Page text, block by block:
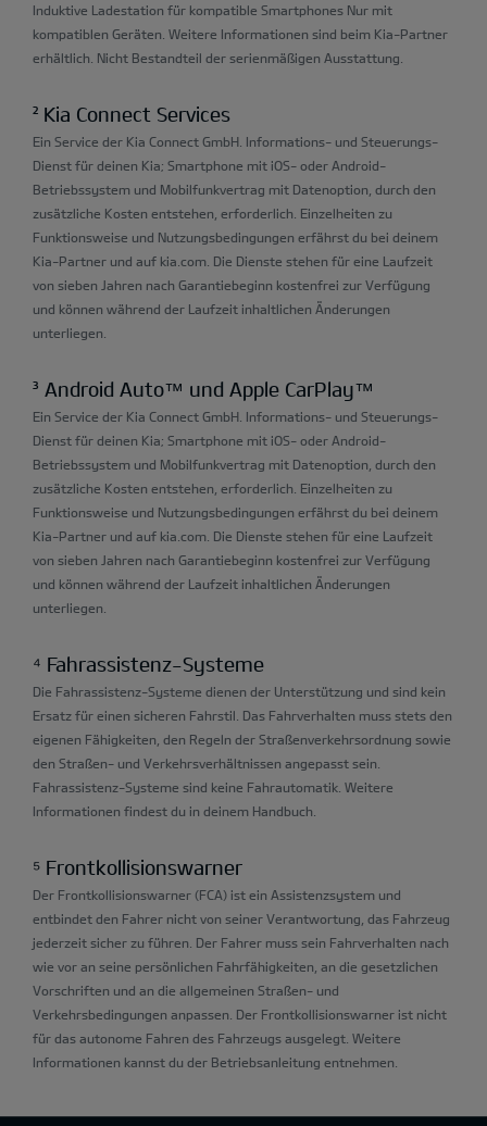
Induktive Ladestation für kompatible Smartphones Nur mit
kompatiblen Geräten. Weitere Informationen sind beim Kia-Partner
erhältlich. Nicht Bestandteil der serienmäßigen Ausstattung.
² Kia Connect Services
Ein Service der Kia Connect GmbH. Informations- und Steuerungs-
Dienst für deinen Kia; Smartphone mit iOS- oder Android-
Betriebssystem und Mobilfunkvertrag mit Datenoption, durch den
zusätzliche Kosten entstehen, erforderlich. Einzelheiten zu
Funktionsweise und Nutzungsbedingungen erfährst du bei deinem
Kia-Partner und auf kia.com. Die Dienste stehen für eine Laufzeit
von sieben Jahren nach Garantiebeginn kostenfrei zur Verfügung
und können während der Laufzeit inhaltlichen Änderungen
unterliegen.
³ Android Auto™ und Apple CarPlay™
Ein Service der Kia Connect GmbH. Informations- und Steuerungs-
Dienst für deinen Kia; Smartphone mit iOS- oder Android-
Betriebssystem und Mobilfunkvertrag mit Datenoption, durch den
zusätzliche Kosten entstehen, erforderlich. Einzelheiten zu
Funktionsweise und Nutzungsbedingungen erfährst du bei deinem
Kia-Partner und auf kia.com. Die Dienste stehen für eine Laufzeit
von sieben Jahren nach Garantiebeginn kostenfrei zur Verfügung
und können während der Laufzeit inhaltlichen Änderungen
unterliegen.
⁴ Fahrassistenz-Systeme
Die Fahrassistenz-Systeme dienen der Unterstützung und sind kein
Ersatz für einen sicheren Fahrstil. Das Fahrverhalten muss stets den
eigenen Fähigkeiten, den Regeln der Straßenverkehrsordnung sowie
den Straßen- und Verkehrsverhältnissen angepasst sein.
Fahrassistenz-Systeme sind keine Fahrautomatik. Weitere
Informationen findest du in deinem Handbuch.
⁵ Frontkollisionswarner
Der Frontkollisionswarner (FCA) ist ein Assistenzsystem und
entbindet den Fahrer nicht von seiner Verantwortung, das Fahrzeug
jederzeit sicher zu führen. Der Fahrer muss sein Fahrverhalten nach
wie vor an seine persönlichen Fahrfähigkeiten, an die gesetzlichen
Vorschriften und an die allgemeinen Straßen- und
Verkehrsbedingungen anpassen. Der Frontkollisionswarner ist nicht
für das autonome Fahren des Fahrzeugs ausgelegt. Weitere
Informationen kannst du der Betriebsanleitung entnehmen.